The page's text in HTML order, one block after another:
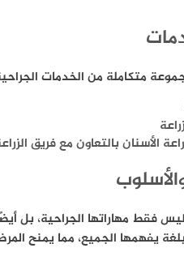
متكاملة من الخدمات
الأسنان بالتعاون مع فريق
فقط مهاراتها الجراحية، بل
يفهمها الجميع، مما يمنح